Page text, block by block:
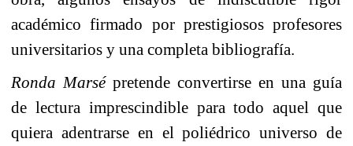
académico firmado por prestigiosos profesores
universitarios y una completa bibliografía.
Ronda Marsépretende convertirse en una guía
de lectura imprescindible para todo aquel que
quiera adentrarse en el poliédrico universo de